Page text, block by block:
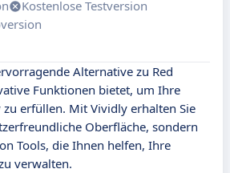
Kostenlose Testversion
Alternative zu Red
Funktionen bietet, um Ihre
erfüllen. Mit Vividly erhalten Sie
Oberfläche, sondern
Tools, die Ihnen helfen, Ihre
verwalten.